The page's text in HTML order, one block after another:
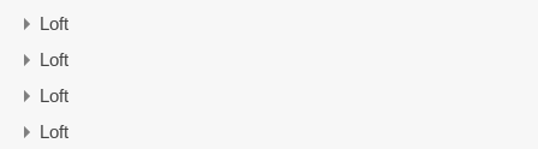
Loft
Loft
Loft
Loft